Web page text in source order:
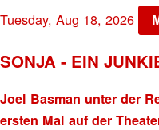
Tuesday, Aug 18, 2026
SONJA - EIN
Joel Basman unter der
ersten Mal auf der